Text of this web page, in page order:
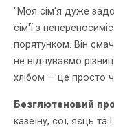
"Моя сім'я дуже
сім'ї з
порятунком. Він
не відчуваємо
хлібом — це просто
Безглютеновий
казеїну, сої, яєць та